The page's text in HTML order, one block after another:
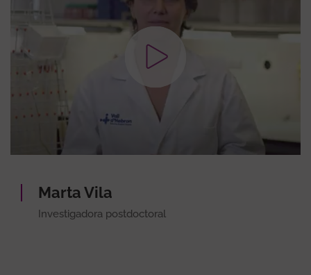
Marta Vila
Investigadora postdoctoral